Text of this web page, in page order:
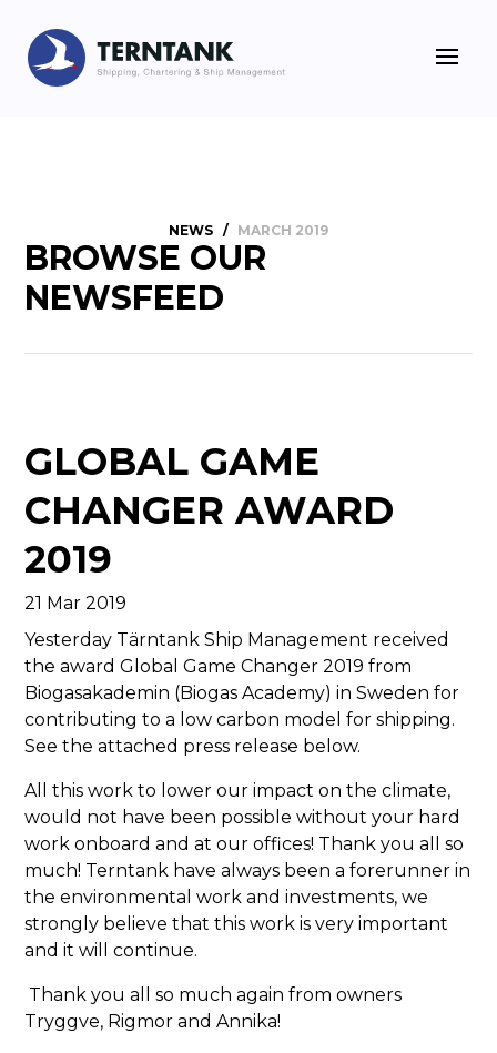
NEWS / MARCH 2019
BROWSE OUR
NEWSFEED
GLOBAL GAME
CHANGER AWARD
2019
21 Mar 2019
Yesterday Tärntank Ship Management received
the award Global Game Changer 2019 from
Biogasakademin (Biogas Academy) in Sweden for
contributing to a low carbon model for shipping.
See the attached press release below.
All this work to lower our impact on the climate,
would not have been possible without your hard
work onboard and at our offices! Thank you all so
much! Terntank have always been a forerunner in
the environmental work and investments, we
strongly believe that this work is very important
and it will continue.
Thank you all so much again from owners
Tryggve, Rigmor and Annika!